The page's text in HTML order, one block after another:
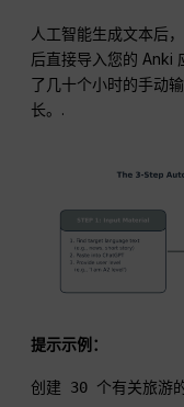
人工智能生成文本后
后直接导入您的 Anki
了几十个小时的手动
长。.
提示示例：
创建 30 个有关旅游